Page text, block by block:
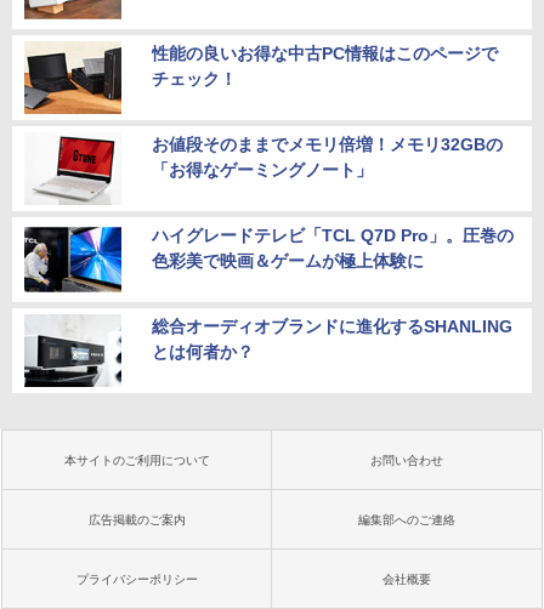
性能の良いお得な中古PC情報はこのページで
チェック！
お値段そのままでメモリ倍増！メモリ32GBの
「お得なゲーミングノート」
ハイグレードテレビ「TCL Q7D Pro」。圧巻の
色彩美で映画＆ゲームが極上体験に
総合オーディオブランドに進化するSHANLING
とは何者か？
本サイトのご利用について お問い合わせ
広告掲載のご案内 編集部へのご連絡
プライバシーポリシー 会社概要